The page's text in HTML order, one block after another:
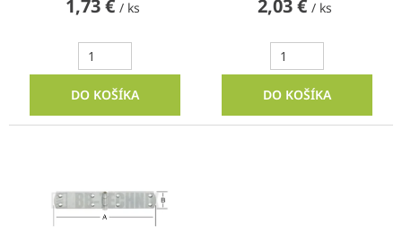
1,73 € / ks
DO KOŠÍKA
2,03 € / ks
DO KOŠÍKA